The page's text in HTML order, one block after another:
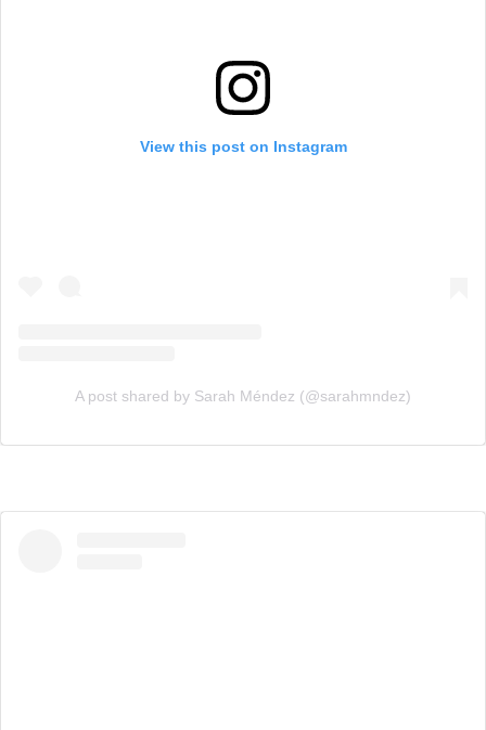
View this post on Instagram
A post shared by Sarah Méndez (@sarahmndez)